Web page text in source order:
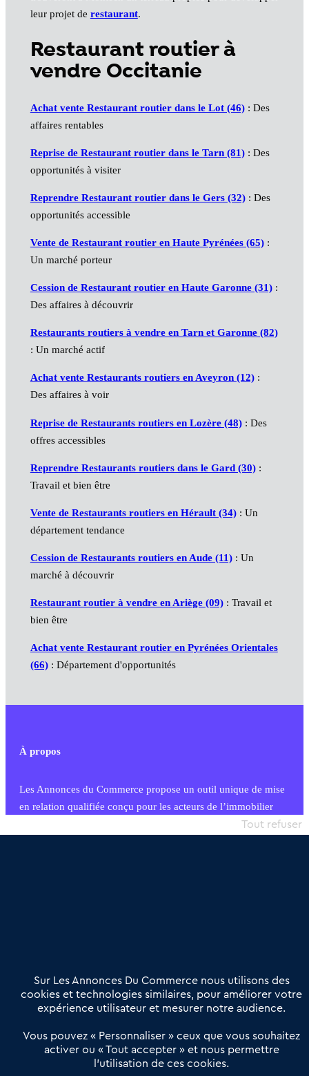
leur projet de restaurant.
Restaurant routier à
vendre Occitanie
Achat vente Restaurant routier dans le Lot (46): Des
affaires rentables
Reprise de Restaurant routier dans le Tarn (81): Des
opportunités à visiter
Reprendre Restaurant routier dans le Gers (32): Des
opportunités accessible
Vente de Restaurant routier en Haute Pyrénées (65):
Un marché porteur
Cession de Restaurant routier en Haute Garonne (31):
Des affaires à découvrir
Restaurants routiers à vendre en Tarn et Garonne (82)
: Un marché actif
Achat vente Restaurants routiers en Aveyron (12):
Des affaires à voir
Reprise de Restaurants routiers en Lozère (48): Des
offres accessibles
Reprendre Restaurants routiers dans le Gard (30):
Travail et bien être
Vente de Restaurants routiers en Hérault (34): Un
département tendance
Cession de Restaurants routiers en Aude (11): Un
marché à découvrir
Restaurant routier à vendre en Ariège (09): Travail et
bien être
Achat vente Restaurant routier en Pyrénées Orientales
(66): Département d'opportunités
À propos
Les Annonces du Commerce propose un outil unique de mise
en relation qualifiée conçu pour les acteurs de l’immobilier
commercial et les collectivités territoriales, simple et intégrant
Offres Pro
Actualités
Qui sommes nous ?
Derniers articles
Réseau 3C : un partenaire national dédié aux transactions
Sur Les Annonces Du Commerce nous utilisons des
cookies et technologies similaires, pour améliorer votre
expérience utilisateur et mesurer notre audience.
Vous pouvez « Personnaliser » ceux que vous souhaitez
activer ou « Tout accepter » et nous permettre
l’utilisation de ces cookies.
Tout refuser